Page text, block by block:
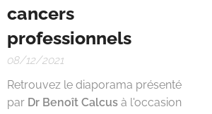
cancers
professionnels
08/12/2021
Retrouvez le diaporama présenté
par Dr Benoît Calcus à l'occasion